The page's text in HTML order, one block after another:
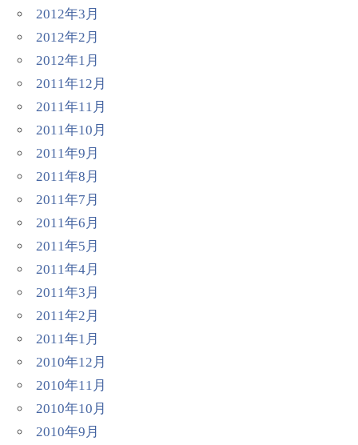
2012年3月
2012年2月
2012年1月
2011年12月
2011年11月
2011年10月
2011年9月
2011年8月
2011年7月
2011年6月
2011年5月
2011年4月
2011年3月
2011年2月
2011年1月
2010年12月
2010年11月
2010年10月
2010年9月